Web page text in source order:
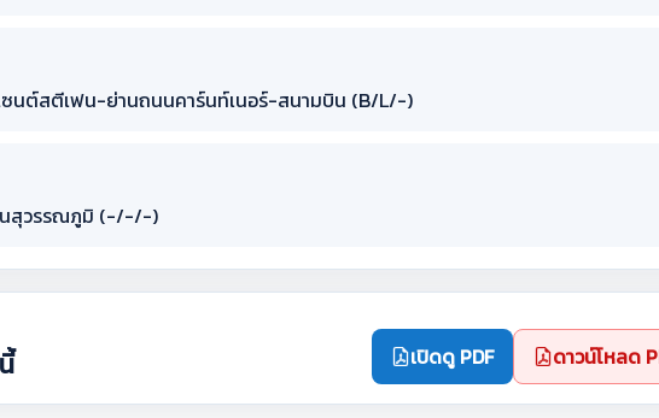
ซนต์สตีเฟน-ย่านถนนคาร์นท์เนอร์-สนามบิน (B/L/-)
นสุวรรณภูมิ (-/-/-)
เปิดดู PDF ดาวน์โหลด